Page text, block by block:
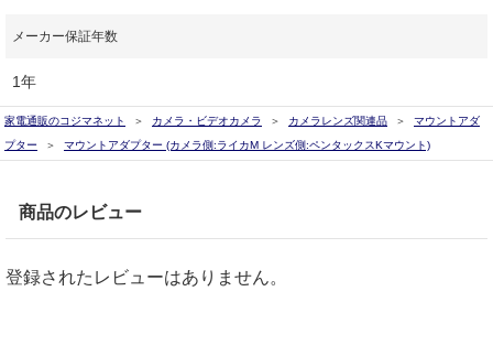
メーカー保証年数
1年
家電通販のコジマネット カメラ・ビデオカメラ カメラレンズ関連品
マウントアダ
プター
マウントアダプター (カメラ側:ライカM レンズ側:ペンタックスKマウント)
商品のレビュー
登録されたレビューはありません。